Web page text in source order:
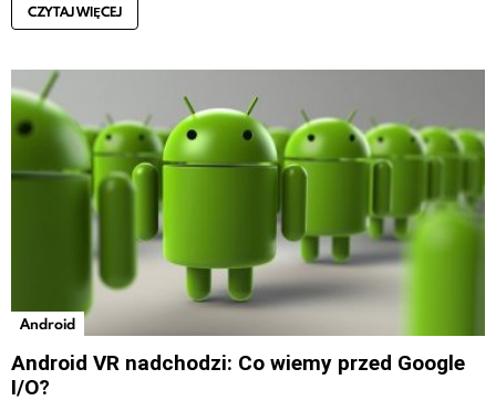
CZYTAJ WIĘCEJ
Android
Android VR nadchodzi: Co wiemy przed Google
I/O?